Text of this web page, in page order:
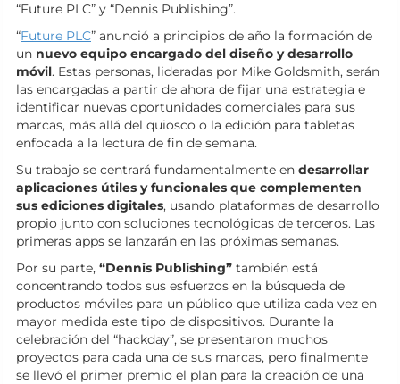
“Future PLC” y “Dennis Publishing”.
“Future PLC” anunció a principios de año la formación de
un nuevo equipo encargado del diseño y desarrollo
móvil. Estas personas, lideradas por Mike Goldsmith, serán
las encargadas a partir de ahora de fijar una estrategia e
identificar nuevas oportunidades comerciales para sus
marcas, más allá del quiosco o la edición para tabletas
enfocada a la lectura de fin de semana.
Su trabajo se centrará fundamentalmente en desarrollar
aplicaciones útiles y funcionales que complementen
sus ediciones digitales, usando plataformas de desarrollo
propio junto con soluciones tecnológicas de terceros. Las
primeras apps se lanzarán en las próximas semanas.
Por su parte, “Dennis Publishing” también está
concentrando todos sus esfuerzos en la búsqueda de
productos móviles para un público que utiliza cada vez en
mayor medida este tipo de dispositivos. Durante la
celebración del “hackday”, se presentaron muchos
proyectos para cada una de sus marcas, pero finalmente
se llevó el primer premio el plan para la creación de una